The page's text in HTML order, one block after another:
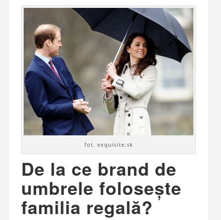
fot. exquisite.sk
De la ce brand de
umbrele folosește
familia regală?